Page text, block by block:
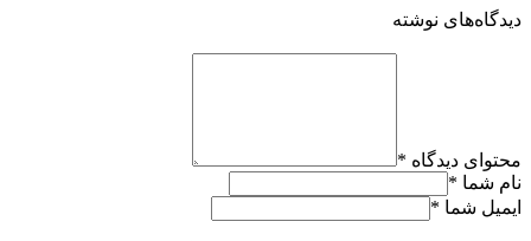
دیدگاه‌های نوشته
محتوای دیدگاه *
نام شما *
ایمیل شما *